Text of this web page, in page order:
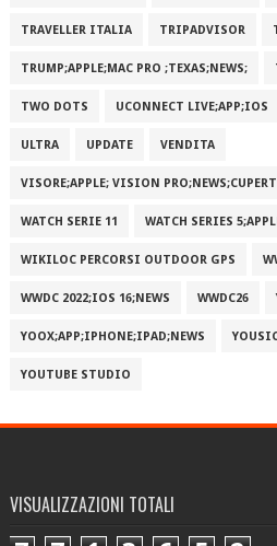
TRAVELLER ITALIA TRIPADVISOR
TRUMP;APPLE;MAC PRO ;TEXAS;NEWS;
TWO DOTS UCONNECT LIVE;APP;IOS
ULTRA UPDATE VENDITA
VISORE;APPLE; VISION
WATCH SERIE 11 WATCH SERIES
WIKILOC PERCORSI OUTDOOR GPS
WWDC 2022;IOS 16;NEWS WWDC26
YOOX;APP;IPHONE;IPAD;NEWS
YOUTUBE STUDIO
VISUALIZZAZIONI TOTALI